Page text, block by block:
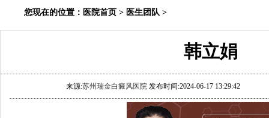
您现在的位置： 医院首页 > 医生团队 >
韩立娟
来源:苏州瑞金白癜风医院 发布时间:2024-06-17 13:29:42